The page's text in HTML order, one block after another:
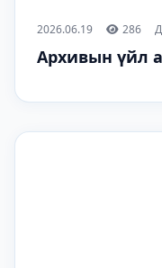
2026.06.19 286
Архивын үйл